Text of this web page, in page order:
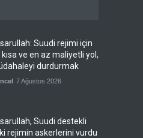
Suudi rejimi için
kısa ve en az maliyetli yol,
durdurmak
7 Ağustos 2026
Suudi destekli
rejimin askerlerini vurdu